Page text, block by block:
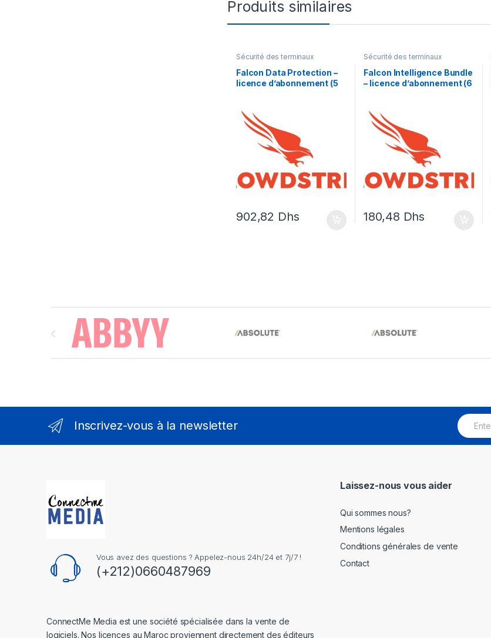
Produits similaires
Sécurité des terminaux
Falcon Data Protection –
licence d’abonnement (5
902,82 Dhs
Sécurité des terminaux
Falcon Intelligence Bundle
– licence d’abonnement (6
180,48 Dhs
Brands Carousel
Inscrivez-vous à la newsletter
E
m
Vous avez des questions ? Appelez-nous 24h/24 et 7j/7 !
(+212)0660487969
ConnectMe Media est une société spécialisée dans la vente de
logiciels. Nos licences au Maroc proviennent directement des éditeurs
Laissez-nous vous aider
Qui sommes nous?
Mentions légales
Conditions générales de vente
Contact